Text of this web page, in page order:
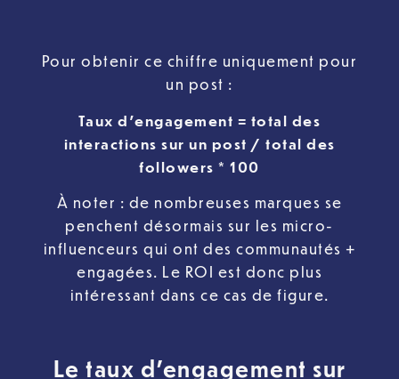
Pour obtenir ce chiffre uniquement pour
un post :
Taux d’engagement = total des
interactions sur un post / total des
followers * 100
À noter : de nombreuses marques se
penchent désormais sur les micro-
influenceurs qui ont des communautés +
engagées. Le ROI est donc plus
intéressant dans ce cas de figure.
Le taux d’engagement sur